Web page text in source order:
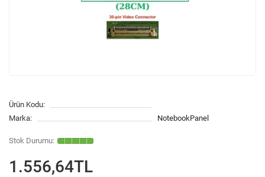
Ürün Kodu:
Marka:
NotebookPanel
1.556,64TL